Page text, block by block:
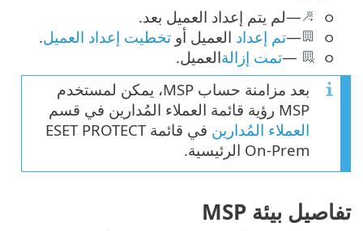
—لم يتم إعداد العميل بعد.
—تم إعداد العميل أو تخطيت إعداد العميل.
—تمت إزالةالعميل.
بعد مزامنة حساب MSP، يمكن لمستخدم
MSP رؤية قائمة العملاء المُدارين في قسم
العملاء المُدارين
في قائمة ESET PROTECT
On-Prem الرئيسية.
تفاصيل بيئة MSP